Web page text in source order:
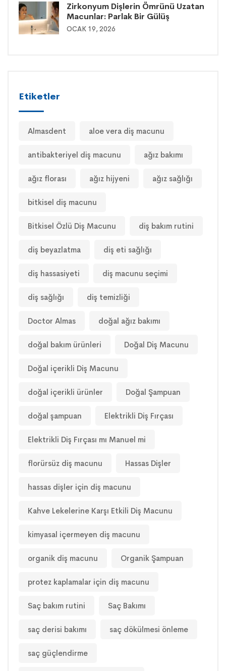
Zirkonyum Dişlerin Ömrünü Uzatan
Macunlar: Parlak Bir Gülüş
OCAK 19, 2026
Etiketler
Almasdent aloe vera diş macunu
antibakteriyel diş macunu ağız bakımı
ağız florası ağız hijyeni ağız sağlığı
bitkisel diş macunu
Bitkisel Özlü Diş Macunu diş bakım rutini
diş beyazlatma diş eti sağlığı
diş hassasiyeti diş macunu seçimi
diş sağlığı diş temizliği
Doctor Almas doğal ağız bakımı
doğal bakım ürünleri Doğal Diş Macunu
Doğal içerikli Diş Macunu
doğal içerikli ürünler Doğal Şampuan
doğal şampuan Elektrikli Diş Fırçası
Elektrikli Diş Fırçası mı Manuel mi
florürsüz diş macunu Hassas Dişler
hassas dişler için diş macunu
Kahve Lekelerine Karşı Etkili Diş Macunu
kimyasal içermeyen diş macunu
organik diş macunu Organik Şampuan
protez kaplamalar için diş macunu
Saç bakım rutini Saç Bakımı
saç derisi bakımı saç dökülmesi önleme
saç güçlendirme